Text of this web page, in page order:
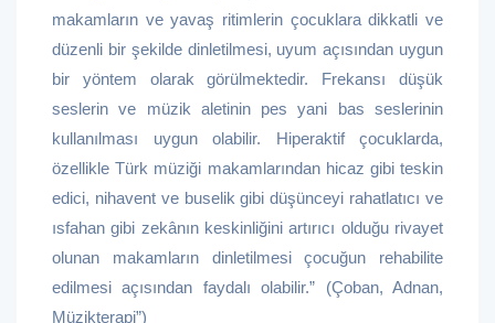
makamların ve yavaş ritimlerin çocuklara dikkatli ve
düzenli bir şekilde dinletilmesi, uyum açısından uygun
bir yöntem olarak görülmektedir. Frekansı düşük
seslerin ve müzik aletinin pes yani bas seslerinin
kullanılması uygun olabilir. Hiperaktif çocuklarda,
özellikle Türk müziği makamlarından hicaz gibi teskin
edici, nihavent ve buselik gibi düşünceyi rahatlatıcı ve
ısfahan gibi zekânın keskinliğini artırıcı olduğu rivayet
olunan makamların dinletilmesi çocuğun rehabilite
edilmesi açısından faydalı olabilir.” (Çoban, Adnan,
Müzikterapi”)